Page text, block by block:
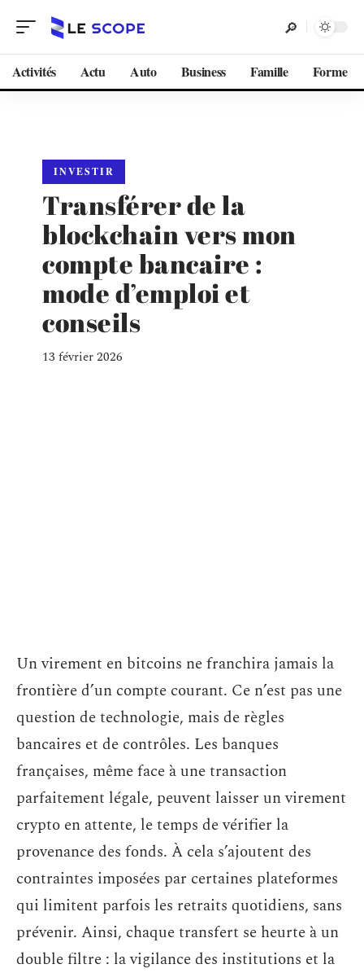
Activités Actu Auto Business Famille Forme
INVESTIR
Transférer de la
blockchain vers mon
compte bancaire :
mode d’emploi et
conseils
13 février 2026
Un virement en bitcoins ne franchira jamais la
frontière d’un compte courant. Ce n’est pas une
question de technologie, mais de règles
bancaires et de contrôles. Les banques
françaises, même face à une transaction
parfaitement légale, peuvent laisser un virement
crypto en attente, le temps de vérifier la
provenance des fonds. À cela s’ajoutent des
contraintes imposées par certaines plateformes
qui limitent parfois les retraits quotidiens, sans
prévenir. Ainsi, chaque transfert se heurte à un
double filtre : la vigilance des institutions et la